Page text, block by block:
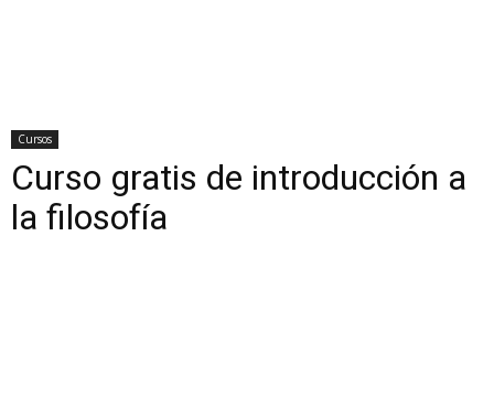
Cursos
Curso gratis de introducción a
la filosofía